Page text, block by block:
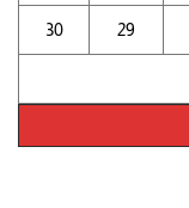
29
30